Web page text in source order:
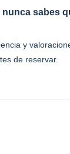
sabes
y
de reservar.